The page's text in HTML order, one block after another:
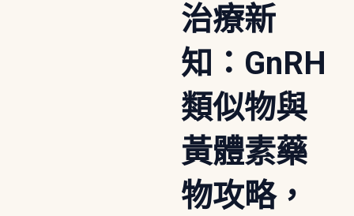
治療新
知：GnRH
類似物與
黃體素藥
物攻略，